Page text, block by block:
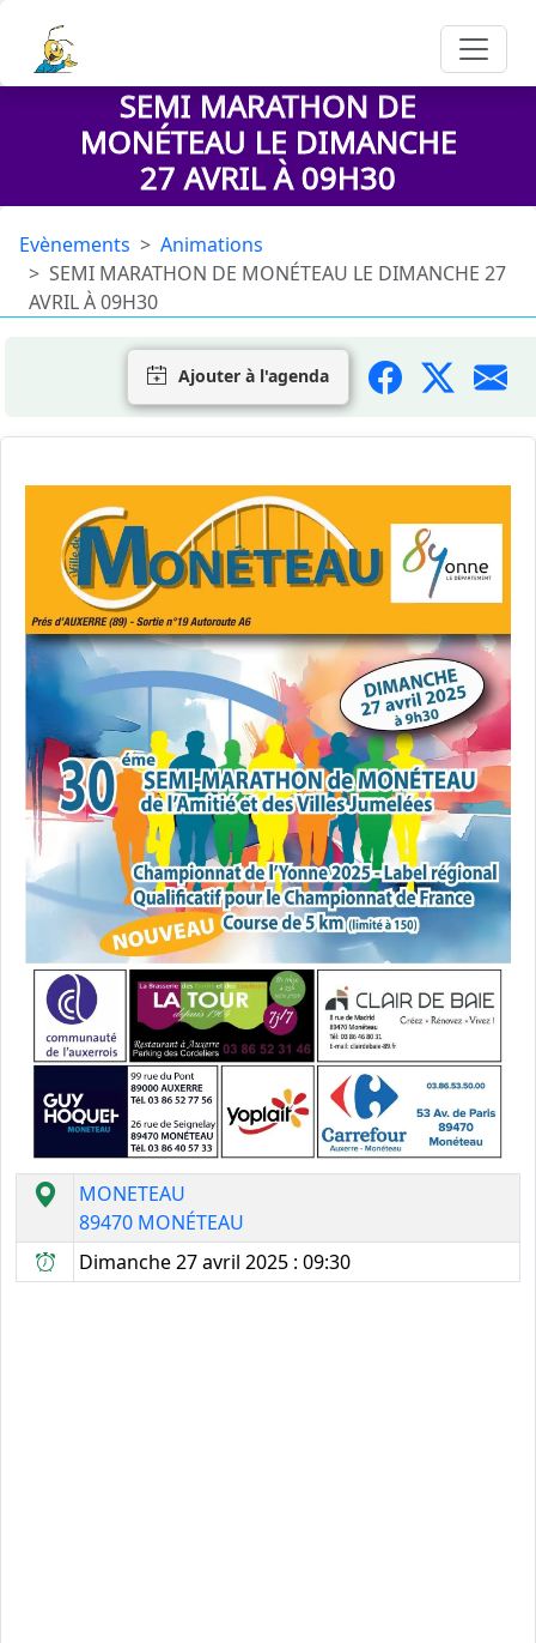
SEMI MARATHON DE
MONÉTEAU LE DIMANCHE
27 AVRIL À 09H30
Evènements
Animations
SEMI MARATHON DE MONÉTEAU LE DIMANCHE 27
AVRIL À 09H30
Ajouter à l'agenda
MONETEAU
89470 MONÉTEAU
Dimanche 27 avril 2025 : 09:30